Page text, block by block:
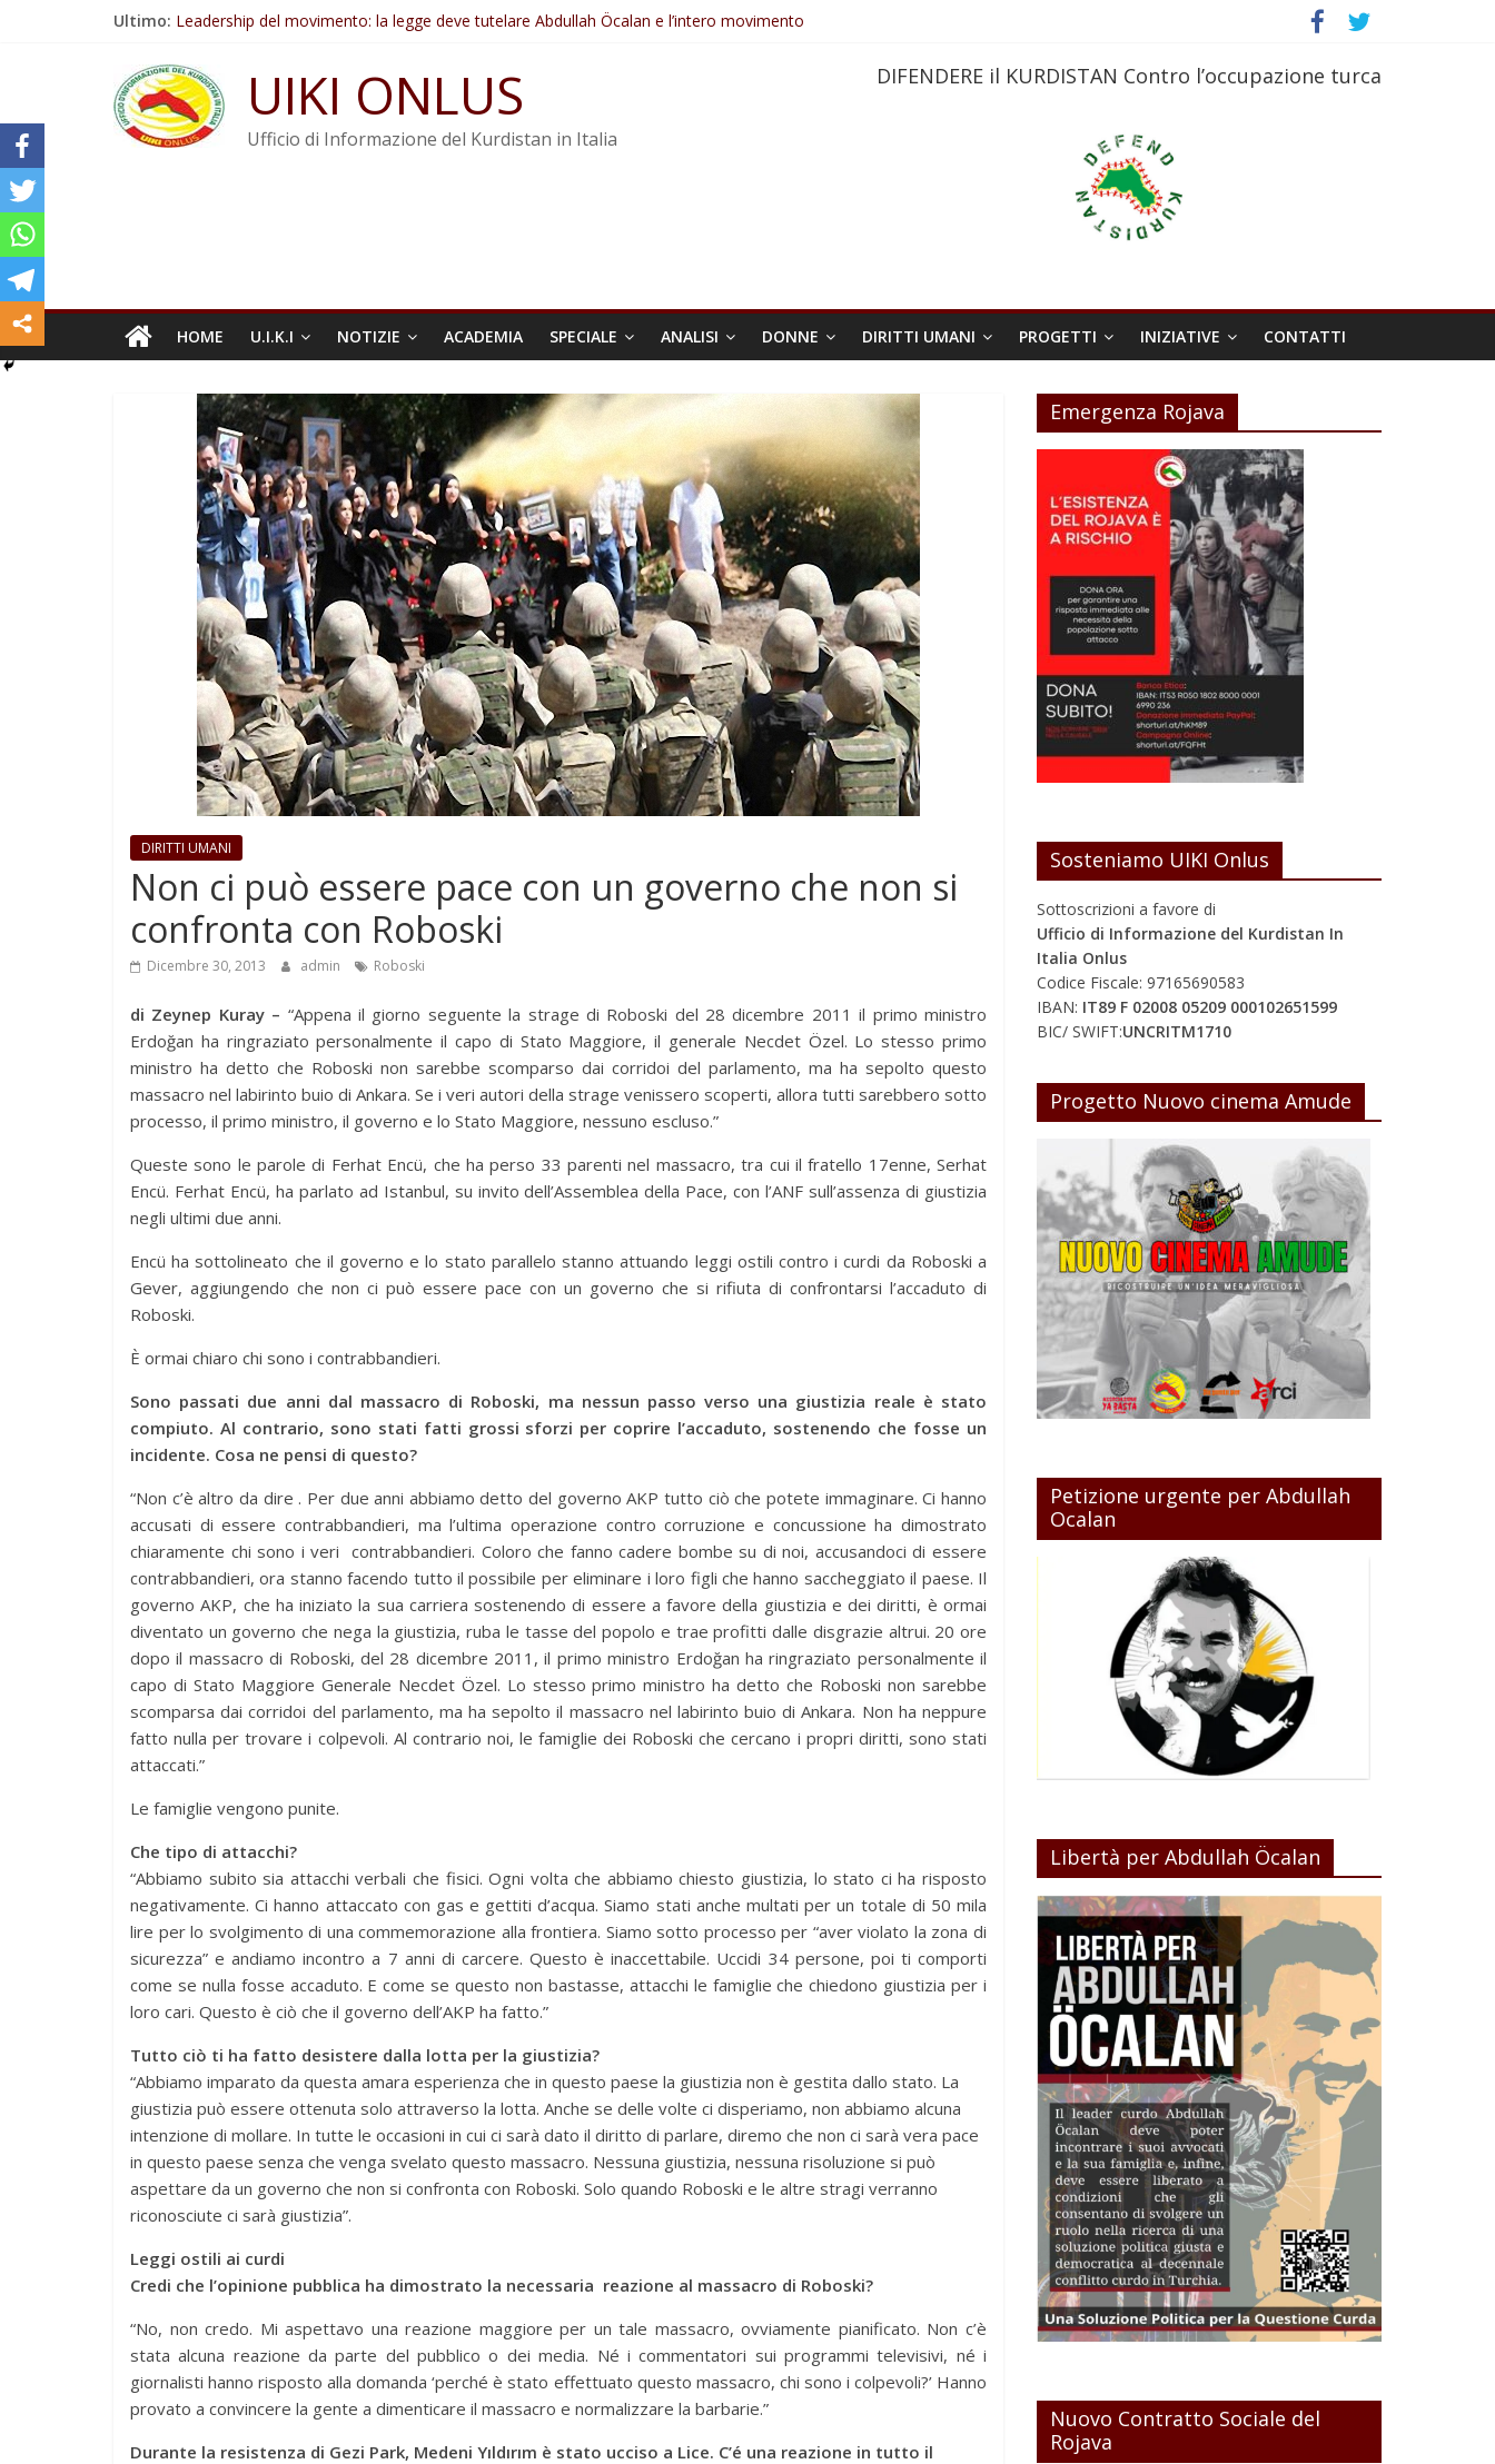
Ultimo: Leadership del movimento: la legge deve tutelare Abdullah Öcalan e l’intero movimento
Non tenere conto della situazione di Rêber Apo ostacolerebbe l’attuazione della legge
Il KNK chiede un’azione internazionale contro i crimini di guerra dell’Iran
Abdullah Öcalan: Le legge negativa deve essere trasformata in legge positiva
UIKI ONLUS
Ufficio di Informazione del Kurdistan in Italia
DIFENDERE il KURDISTAN Contro l’occupazione turca
HOME U.I.K.I NOTIZIE ACADEMIA SPECIALE ANALISI DONNE DIRITTI UMANI PROGETTI INIZIATIVE CONTATTI
DIRITTI UMANI
Non ci può essere pace con un governo che non si
confronta con Roboski
Dicembre 30, 2013 admin Roboski
di Zeynep Kuray – “Appena il giorno seguente la strage di Roboski del 28 dicembre 2011 il primo ministro
Erdoğan ha ringraziato personalmente il capo di Stato Maggiore, il generale Necdet Özel. Lo stesso primo
ministro ha detto che Roboski non sarebbe scomparso dai corridoi del parlamento, ma ha sepolto questo
massacro nel labirinto buio di Ankara. Se i veri autori della strage venissero scoperti, allora tutti sarebbero sotto
processo, il primo ministro, il governo e lo Stato Maggiore, nessuno escluso.”
Queste sono le parole di Ferhat Encü, che ha perso 33 parenti nel massacro, tra cui il fratello 17enne, Serhat
Encü. Ferhat Encü, ha parlato ad Istanbul, su invito dell’Assemblea della Pace, con l’ANF sull’assenza di giustizia
negli ultimi due anni.
Encü ha sottolineato che il governo e lo stato parallelo stanno attuando leggi ostili contro i curdi da Roboski a
Gever, aggiungendo che non ci può essere pace con un governo che si rifiuta di confrontarsi l’accaduto di
Roboski.
È ormai chiaro chi sono i contrabbandieri.
Sono passati due anni dal massacro di Roboski, ma nessun passo verso una giustizia reale è stato
compiuto. Al contrario, sono stati fatti grossi sforzi per coprire l’accaduto, sostenendo che fosse un
incidente. Cosa ne pensi di questo?
“Non c’è altro da dire . Per due anni abbiamo detto del governo AKP tutto ciò che potete immaginare. Ci hanno
accusati di essere contrabbandieri, ma l’ultima operazione contro corruzione e concussione ha dimostrato
chiaramente chi sono i veri contrabbandieri. Coloro che fanno cadere bombe su di noi, accusandoci di essere
contrabbandieri, ora stanno facendo tutto il possibile per eliminare i loro figli che hanno saccheggiato il paese. Il
governo AKP, che ha iniziato la sua carriera sostenendo di essere a favore della giustizia e dei diritti, è ormai
diventato un governo che nega la giustizia, ruba le tasse del popolo e trae profitti dalle disgrazie altrui. 20 ore
dopo il massacro di Roboski, del 28 dicembre 2011, il primo ministro Erdoğan ha ringraziato personalmente il
capo di Stato Maggiore Generale Necdet Özel. Lo stesso primo ministro ha detto che Roboski non sarebbe
scomparsa dai corridoi del parlamento, ma ha sepolto il massacro nel labirinto buio di Ankara. Non ha neppure
fatto nulla per trovare i colpevoli. Al contrario noi, le famiglie dei Roboski che cercano i propri diritti, sono stati
attaccati.”
Le famiglie vengono punite.
Che tipo di attacchi?
“Abbiamo subito sia attacchi verbali che fisici. Ogni volta che abbiamo chiesto giustizia, lo stato ci ha risposto
negativamente. Ci hanno attaccato con gas e gettiti d’acqua. Siamo stati anche multati per un totale di 50 mila
lire per lo svolgimento di una commemorazione alla frontiera. Siamo sotto processo per “aver violato la zona di
sicurezza” e andiamo incontro a 7 anni di carcere. Questo è inaccettabile. Uccidi 34 persone, poi ti comporti
come se nulla fosse accaduto. E come se questo non bastasse, attacchi le famiglie che chiedono giustizia per i
loro cari. Questo è ciò che il governo dell’AKP ha fatto.”
Tutto ciò ti ha fatto desistere dalla lotta per la giustizia?
“Abbiamo imparato da questa amara esperienza che in questo paese la giustizia non è gestita dallo stato. La
giustizia può essere ottenuta solo attraverso la lotta. Anche se delle volte ci disperiamo, non abbiamo alcuna
intenzione di mollare. In tutte le occasioni in cui ci sarà dato il diritto di parlare, diremo che non ci sarà vera pace
in questo paese senza che venga svelato questo massacro. Nessuna giustizia, nessuna risoluzione si può
aspettare da un governo che non si confronta con Roboski. Solo quando Roboski e le altre stragi verranno
riconosciute ci sarà giustizia”.
Leggi ostili ai curdi
Credi che l’opinione pubblica ha dimostrato la necessaria reazione al massacro di Roboski?
“No, non credo. Mi aspettavo una reazione maggiore per un tale massacro, ovviamente pianificato. Non c’è
stata alcuna reazione da parte del pubblico o dei media. Né i commentatori sui programmi televisivi, né i
giornalisti hanno risposto alla domanda ‘perché è stato effettuato questo massacro, chi sono i colpevoli?’ Hanno
provato a convincere la gente a dimenticare il massacro e normalizzare la barbarie.”
Durante la resistenza di Gezi Park, Medeni Yıldırım è stato ucciso a Lice. C’é una reazione in tutto il
Emergenza Rojava
Sosteniamo UIKI Onlus
Sottoscrizioni a favore di
Ufficio di Informazione del Kurdistan In
Italia Onlus
Codice Fiscale: 97165690583
IBAN: IT89 F 02008 05209 000102651599
BIC/ SWIFT:UNCRITM1710
Progetto Nuovo cinema Amude
Petizione urgente per Abdullah
Ocalan
Libertà per Abdullah Öcalan
Nuovo Contratto Sociale del
Rojava